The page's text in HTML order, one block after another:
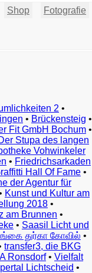
Shop Fotografie
2 •
• Brückensteig •
Fit GmbH Bochum •
Stupa des langen
Vohwinkeler
• Friedrichsarkaden
Hall Of Fame •
der Agentur für
Kunst und Kultur am
2018 •
am Brunnen •
• Saasil Licht und
துர்கா கோவில் •
transfer3, die BKG
Ronsdorf• Vielfalt
Lichtscheid •